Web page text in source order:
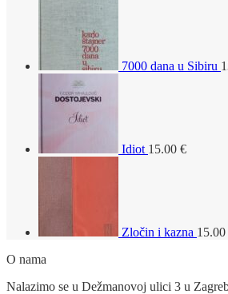
7000 dana u Sibiru
Idiot 15.00 €
Zločin i kazna 15.00
O nama
Nalazimo se u Dežmanovoj ulici 3 u